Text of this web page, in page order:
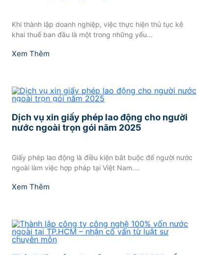
Khi thành lập doanh nghiệp, việc thực hiện thủ tục kê
khai thuế ban đầu là một trong những yếu...
Xem Thêm
Dịch vụ xin giấy phép lao động cho người
nước ngoài trọn gói năm 2025
Giấy phép lao động là điều kiện bắt buộc để người nước
ngoài làm việc hợp pháp tại Việt Nam....
Xem Thêm